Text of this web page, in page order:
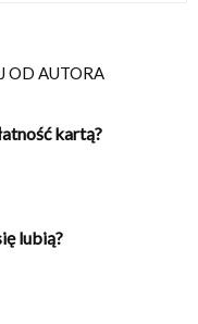
OD AUTORA
kartą?
lubią?